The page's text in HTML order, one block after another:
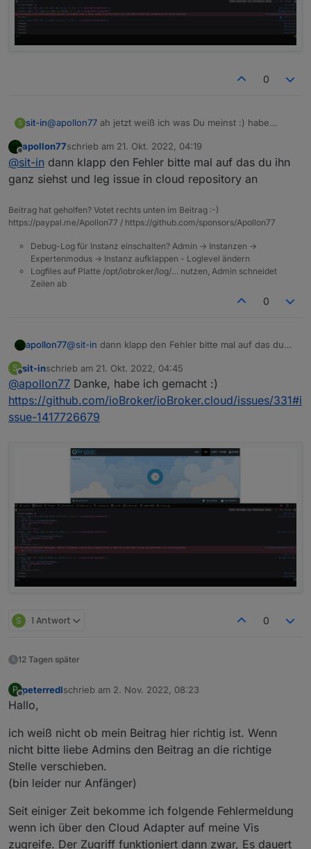
0
S sit-in@apollon77 ah jetzt weiß ich was Du meinst :) habe
finden (F12 bei Firefox)
Gerade nachdem ich ein Script gespeichert habe wieder
die Fehlermeldung bzw. der Neustartversuch...
Offline
apollon77schrieb am 21. Okt. 2022, 04:19
zuletzt editiert von
@sit-in dann klapp den Fehler bitte mal auf das du ihn
ganz siehst und leg issue in cloud repository an
Beitrag hat geholfen? Votet rechts unten im Beitrag :-)
https://paypal.me/Apollon77 / https://github.com/sponsors/Apollon77
Debug-Log für Instanz einschalten? Admin -> Instanzen ->
Expertenmodus -> Instanz aufklappen - Loglevel ändern
Logfiles auf Platte /opt/iobroker/log/… nutzen, Admin schneidet
Zeilen ab
0
apollon77@sit-in dann klapp den Fehler bitte mal auf das du
S
Offline
sit-inschrieb am 21. Okt. 2022, 04:45
zuletzt editiert von
@apollon77 Danke, habe ich gemacht :)
https://github.com/ioBroker/ioBroker.cloud/issues/331#i
ssue-1417726679
S 1 Antwort 0
12 Tagen später
P
Offline
peterredlschrieb am 2. Nov. 2022, 08:23
zuletzt editiert von
Hallo,
ich weiß nicht ob mein Beitrag hier richtig ist. Wenn
nicht bitte liebe Admins den Beitrag an die richtige
Stelle verschieben.
(bin leider nur Anfänger)
Seit einiger Zeit bekomme ich folgende Fehlermeldung
wenn ich über den Cloud Adapter auf meine Vis
zugreife. Der Zugriff funktioniert dann zwar, Es dauert